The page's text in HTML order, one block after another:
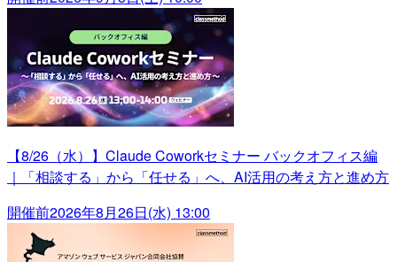
【8/26（水）】Claude Coworkセミナー バックオフィス編
｜「相談する」から「任せる」へ、AI活用の考え方と進め方
開催前2026年8月26日(水) 13:00